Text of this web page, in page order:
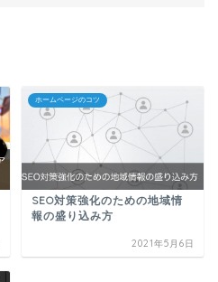
ホームページのコツ
SEO対策強化のための地域情
報の盛り込み方
2021年5月6日